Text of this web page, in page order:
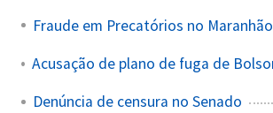
Fraude em Precatórios no Maranhão
Denúncia de censura no Senado